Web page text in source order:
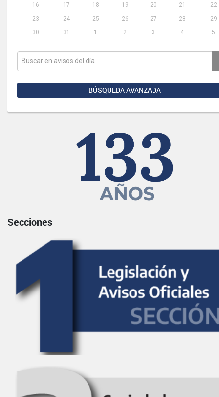
16
17 18 19 20 21
22
23
24 25 26 27 28
29
30
31 1 2 3 4 5
BÚSQUEDA AVANZADA
Secciones